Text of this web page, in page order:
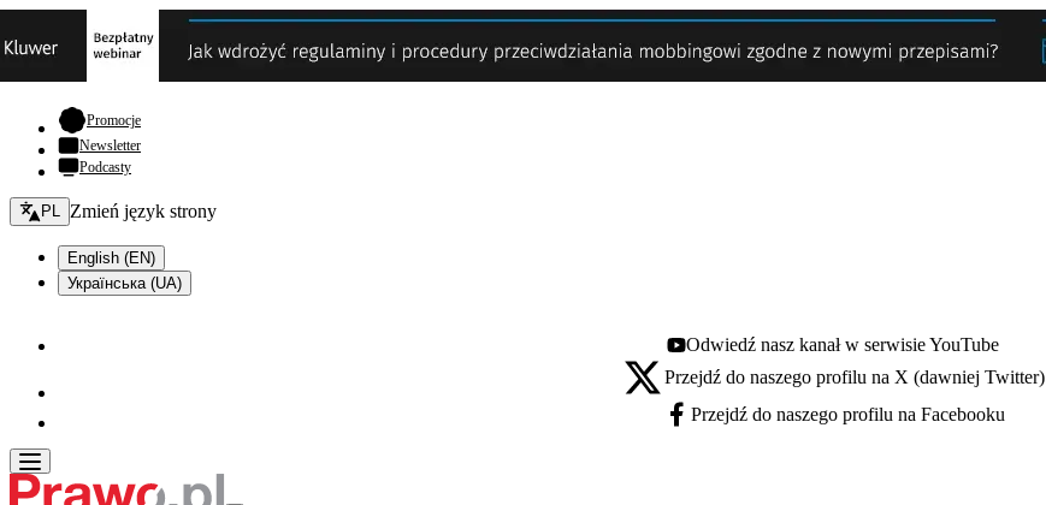
Promocje- otwiera się w nowej karcie
Newsletter
Podcasty
Zmień język - bieżący:
PL Zmień język strony
English (EN)
Українська (UA)
Youtube - otwiera się w nowej karcie
Odwiedź nasz kanał w serwisie YouTube
X - otwiera się w nowej karcie
Przejdź do naszego profilu na X (dawniej Twitter)
Facebook - otwiera się w nowej karcie
Przejdź do naszego profilu na Facebooku